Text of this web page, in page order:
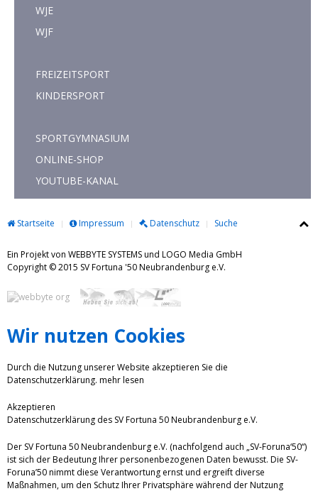
WJE
WJF
FREIZEITSPORT
KINDERSPORT
SPORTGYMNASIUM
ONLINE-SHOP
YOUTUBE-KANAL
Startseite Impressum Datenschutz Suche
Ein Projekt von WEBBYTE SYSTEMS und LOGO Media GmbH
Copyright © 2015 SV Fortuna '50 Neubrandenburg e.V.
Wir nutzen Cookies
Durch die Nutzung unserer Website akzeptieren Sie die
Datenschutzerklärung. mehr lesen
Akzeptieren
Datenschutzerklärung des SV Fortuna 50 Neubrandenburg e.V.
Der SV Fortuna 50 Neubrandenburg e.V. (nachfolgend auch „SV-Foruna‘50“)
ist sich der Bedeutung Ihrer personenbezogenen Daten bewusst. Die SV-
Foruna’50 nimmt diese Verantwortung ernst und ergreift diverse
Maßnahmen, um den Schutz Ihrer Privatsphäre während der Nutzung